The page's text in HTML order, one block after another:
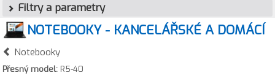
Filtry a parametry
NOTEBOOKY - KANCELÁŘSKÉ A DOMÁCÍ
Notebooky
Přesný model: R5-40